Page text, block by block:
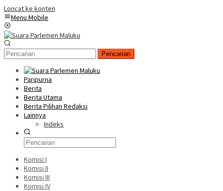
Loncat ke konten
Menu Mobile
Pencarian
Paripurna
Berita
Berita Utama
Berita Pilihan Redaksi
Lainnya
Indeks
Komisi I
Komisi II
Komisi III
Komisi IV